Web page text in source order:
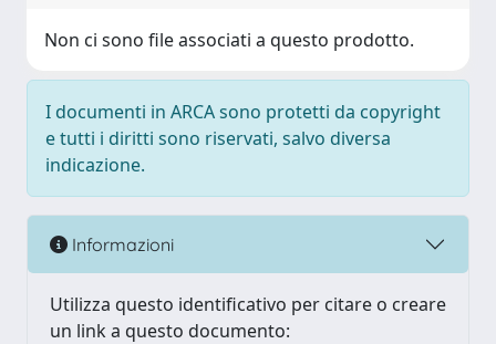
Non ci sono file associati a questo prodotto.
I documenti in ARCA sono protetti da copyright
e tutti i diritti sono riservati, salvo diversa
indicazione.
Informazioni
Utilizza questo identificativo per citare o creare
un link a questo documento: